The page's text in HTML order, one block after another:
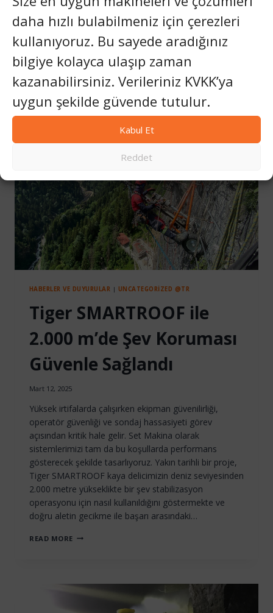
daha hızlı bulabilmeniz için çerezleri
kullanıyoruz. Bu sayede aradığınız
bilgiye kolayca ulaşıp zaman
kazanabilirsiniz. Verileriniz KVKK’ya
uygun şekilde güvende tutulur.
Kabul Et
Reddet
Performans için Tasarlandı. Endüstri için Üretildi. Set
Makina bu yılki fuarda, dünya çapındaki taş ocakları,
tünel açma…
READ MORE SET
MAKINA
BAUMA
:
KANITLANMIŞ
TEKNOLOJILERI
HABERLER VE DUYURULAR | UNCATEGORIZED @TR
Tiger SMARTROOF ile
2.000 m’de Şev Koruması
Güvenle Sağlandı
Mart 12, 2025
Yüksek irtifalarda çalışırken ekipman güvenilirliği,
operatör güvenliği ve sondaj hassasiyeti görev
açısından kritik hale gelir. Set Makina olarak
sistemlerimizi tam da bu koşullarda performans
gösterecek şekilde tasarlıyoruz. Yakın tarihli bir proje,
Tiger SMARTROOF kaya delicimizin deniz seviyesinden
2.000 metre yükseklikte bir şev stabilizasyon
operasyonu için nasıl kullanıldığını göstermekte ve
doğru aletin gecikme ile başarı arasındaki…
READ MORE TIGER